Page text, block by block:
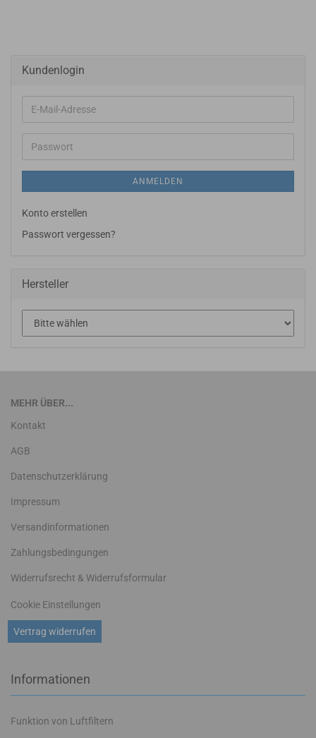
Kundenlogin
E-
Mail-
Adresse
Passwort
ANMELDEN
Konto erstellen
Passwort vergessen?
Hersteller
MEHR ÜBER...
Kontakt
AGB
Datenschutzerklärung
Impressum
Versandinformationen
Zahlungsbedingungen
Widerrufsrecht & Widerrufsformular
Vertrag widerrufen
Cookie Einstellungen
Informationen
Funktion von Luftfiltern